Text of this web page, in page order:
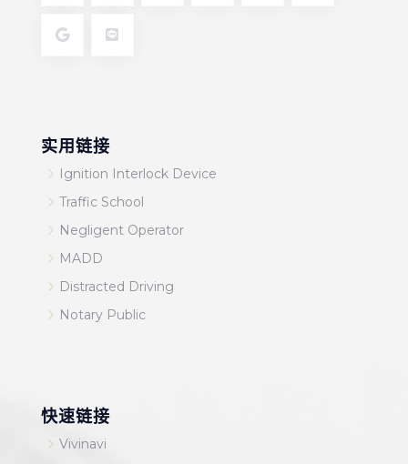
实用链接
5 Ignition Interlock Device
5 Traffic School
5 Negligent Operator
5 MADD
5 Distracted Driving
5 Notary Public
快速链接
5 Vivinavi